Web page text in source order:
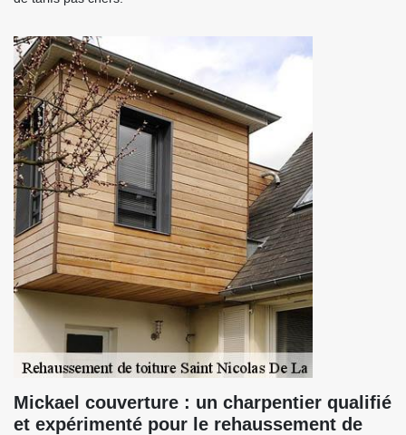
Mickael couverture : un charpentier qualifié
et expérimenté pour le rehaussement de